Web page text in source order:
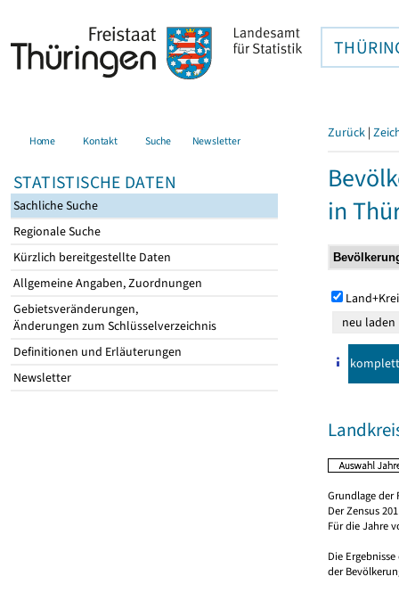
Home Kontakt Suche Newsletter
STATISTISCHE DATEN
Sachliche Suche
Regionale Suche
Kürzlich bereitgestellte Daten
Allgemeine Angaben, Zuordnungen
Gebietsveränderungen,
Änderungen zum Schlüsselverzeichnis
Definitionen und Erläuterungen
Newsletter
Zurück |
in
komplett
Grundlage der
Der Zensus
Für die Jahre
Die
der